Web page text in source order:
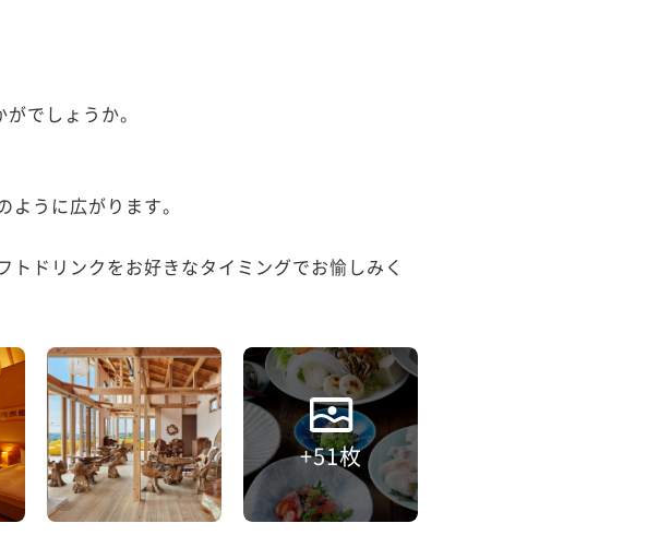
でしょうか。
うに広がります。
ドリンクをお好きなタイミングでお愉しみく
+51枚